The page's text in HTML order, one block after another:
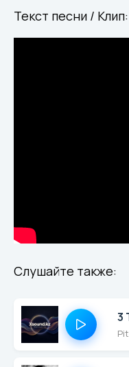
Текст песни / Клип:
Слушайте также:
3